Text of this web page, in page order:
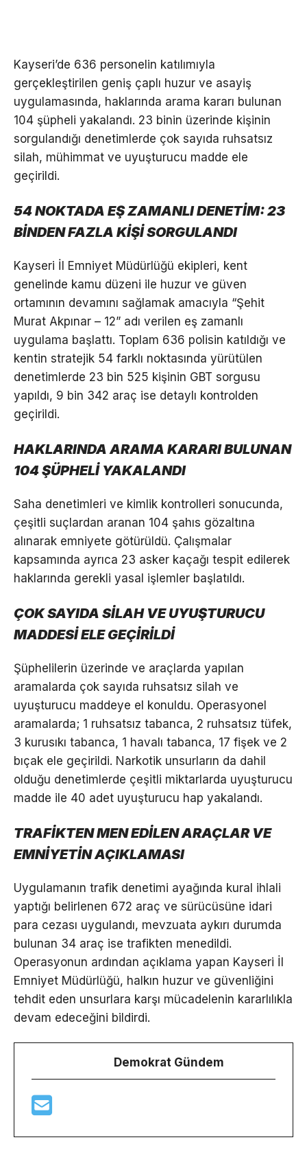
Kayseri’de 636 personelin katılımıyla
gerçekleştirilen geniş çaplı huzur ve asayiş
uygulamasında, haklarında arama kararı bulunan
104 şüpheli yakalandı. 23 binin üzerinde kişinin
sorgulandığı denetimlerde çok sayıda ruhsatsız
silah, mühimmat ve uyuşturucu madde ele
geçirildi.
54 NOKTADA EŞ ZAMANLI DENETİM: 23
BİNDEN FAZLA KİŞİ SORGULANDI
Kayseri İl Emniyet Müdürlüğü ekipleri, kent
genelinde kamu düzeni ile huzur ve güven
ortamının devamını sağlamak amacıyla “Şehit
Murat Akpınar – 12” adı verilen eş zamanlı
uygulama başlattı. Toplam 636 polisin katıldığı ve
kentin stratejik 54 farklı noktasında yürütülen
denetimlerde 23 bin 525 kişinin GBT sorgusu
yapıldı, 9 bin 342 araç ise detaylı kontrolden
geçirildi.
HAKLARINDA ARAMA KARARI BULUNAN
104 ŞÜPHELİ YAKALANDI
Saha denetimleri ve kimlik kontrolleri sonucunda,
çeşitli suçlardan aranan 104 şahıs gözaltına
alınarak emniyete götürüldü. Çalışmalar
kapsamında ayrıca 23 asker kaçağı tespit edilerek
haklarında gerekli yasal işlemler başlatıldı.
ÇOK SAYIDA SİLAH VE UYUŞTURUCU
MADDESİ ELE GEÇİRİLDİ
Şüphelilerin üzerinde ve araçlarda yapılan
aramalarda çok sayıda ruhsatsız silah ve
uyuşturucu maddeye el konuldu. Operasyonel
aramalarda; 1 ruhsatsız tabanca, 2 ruhsatsız tüfek,
3 kurusıkı tabanca, 1 havalı tabanca, 17 fişek ve 2
bıçak ele geçirildi. Narkotik unsurların da dahil
olduğu denetimlerde çeşitli miktarlarda uyuşturucu
madde ile 40 adet uyuşturucu hap yakalandı.
TRAFİKTEN MEN EDİLEN ARAÇLAR VE
EMNİYETİN AÇIKLAMASI
Uygulamanın trafik denetimi ayağında kural ihlali
yaptığı belirlenen 672 araç ve sürücüsüne idari
para cezası uygulandı, mevzuata aykırı durumda
bulunan 34 araç ise trafikten menedildi.
Operasyonun ardından açıklama yapan Kayseri İl
Emniyet Müdürlüğü, halkın huzur ve güvenliğini
tehdit eden unsurlara karşı mücadelenin kararlılıkla
devam edeceğini bildirdi.
Demokrat Gündem